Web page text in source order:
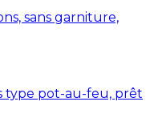
sans garniture,
type pot-au-feu, prêt